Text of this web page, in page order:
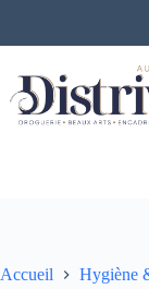
contenu
Accueil Hygiène